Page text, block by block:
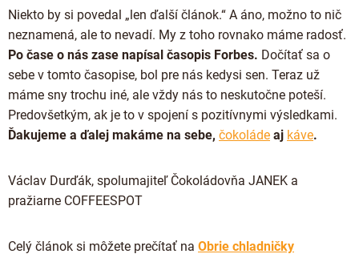
Doplnkový predaj
Exkluzívne (limitované) spolupráce
Čokoláda na ďalšie spracovanie
Niekto by si povedal „len ďalší článok.“ A áno, možno to nič
neznamená, ale to nevadí. My z toho rovnako máme radosť.
Po čase o nás zase napísal časopis Forbes. Dočítať sa o
sebe v tomto časopise, bol pre nás kedysi sen. Teraz už
máme sny trochu iné, ale vždy nás to neskutočne poteší.
Predovšetkým, ak je to v spojení s pozitívnymi výsledkami.
Ďakujeme a ďalej makáme na sebe, čokoláde aj káve.
Václav Durďák, spolumajiteľ Čokoládovňa JANEK a
pražiarne COFFEESPOT
Celý článok si môžete prečítať na Obrie chladničky